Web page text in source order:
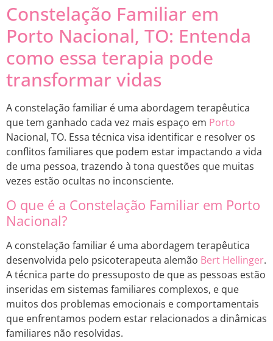
Constelação Familiar em
Porto Nacional, TO: Entenda
como essa terapia pode
transformar vidas
A constelação familiar é uma abordagem terapêutica
que tem ganhado cada vez mais espaço em Porto
Nacional, TO. Essa técnica visa identificar e resolver os
conflitos familiares que podem estar impactando a vida
de uma pessoa, trazendo à tona questões que muitas
vezes estão ocultas no inconsciente.
O que é a Constelação Familiar em Porto
Nacional?
A constelação familiar é uma abordagem terapêutica
desenvolvida pelo psicoterapeuta alemão Bert Hellinger.
A técnica parte do pressuposto de que as pessoas estão
inseridas em sistemas familiares complexos, e que
muitos dos problemas emocionais e comportamentais
que enfrentamos podem estar relacionados a dinâmicas
familiares não resolvidas.